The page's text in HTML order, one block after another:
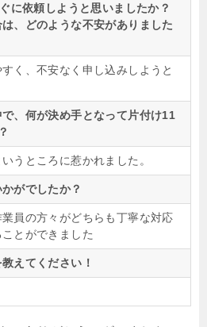
に依頼しようと思いましたか？
、どのような不安がありました
く、不安なく申し込みしようと
、何が決め手となって片付け11
うところに惹かれました。
がでしたか？
員の方々がどちらも丁寧な対応
とができました
えてください！